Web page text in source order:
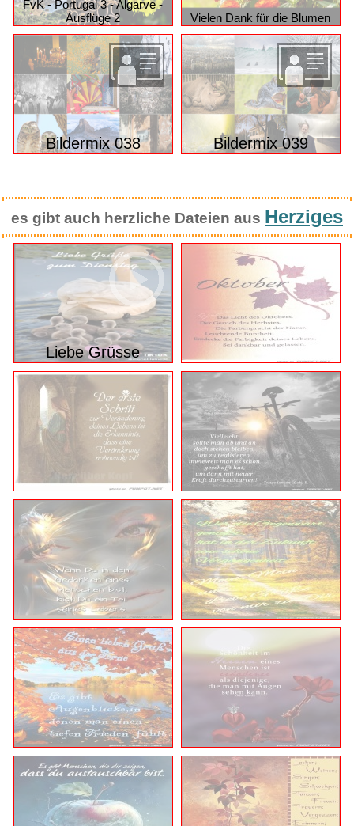
FvK - Portugal 3 - Algarve -
Ausflüge 2
Vielen Dank für die Blumen
Bildermix 038 Bildermix 039
es gibt auch herzliche Dateien aus Herziges
Liebe Grüsse